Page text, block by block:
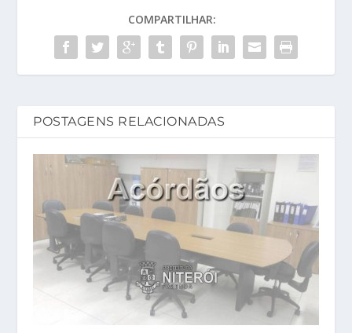
COMPARTILHAR:
POSTAGENS RELACIONADAS